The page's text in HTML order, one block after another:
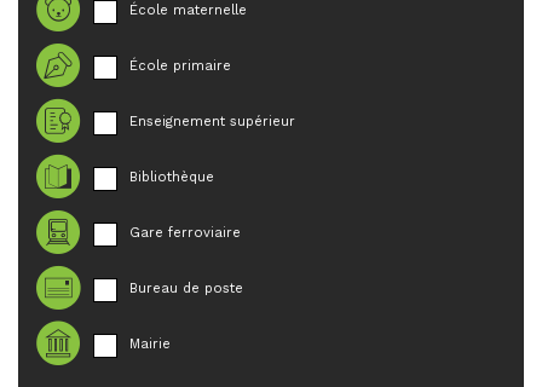
École maternelle
École primaire
Enseignement supérieur
Bibliothèque
Gare ferroviaire
Bureau de poste
Mairie